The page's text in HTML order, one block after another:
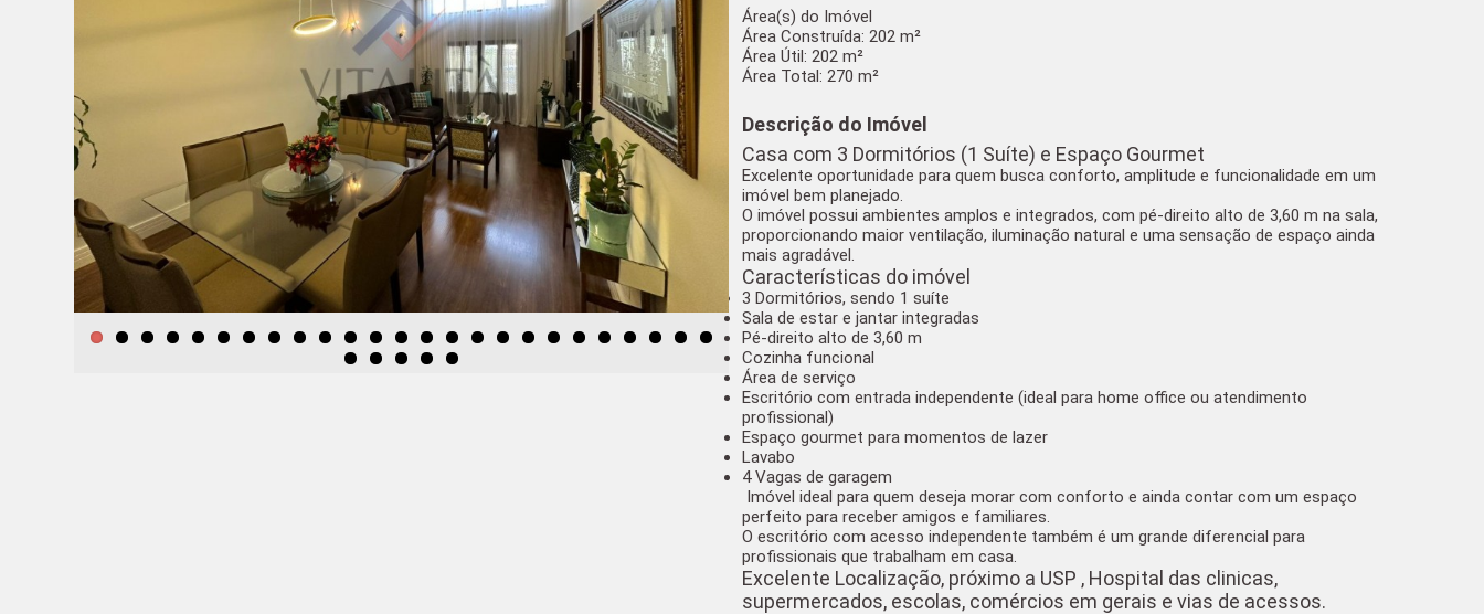
Área(s) do Imóvel
Área Construída: 202 m²
Área Útil: 202 m²
Área Total: 270 m²
Descrição do Imóvel
Casa com 3 Dormitórios (1 Suíte) e Espaço Gourmet
Excelente oportunidade para quem busca conforto, amplitude e funcionalidade em um
imóvel bem planejado.
O imóvel possui ambientes amplos e integrados, com pé-direito alto de 3,60 m na sala,
proporcionando maior ventilação, iluminação natural e uma sensação de espaço ainda
mais agradável.
Características do imóvel
3 Dormitórios, sendo 1 suíte
Sala de estar e jantar integradas
Pé-direito alto de 3,60 m
Cozinha funcional
Área de serviço
Escritório com entrada independente (ideal para home office ou atendimento
profissional)
Espaço gourmet para momentos de lazer
Lavabo
4 Vagas de garagem
Imóvel ideal para quem deseja morar com conforto e ainda contar com um espaço
perfeito para receber amigos e familiares.
O escritório com acesso independente também é um grande diferencial para
profissionais que trabalham em casa.
Excelente Localização, próximo a USP , Hospital das clinicas,
supermercados, escolas, comércios em gerais e vias de acessos.